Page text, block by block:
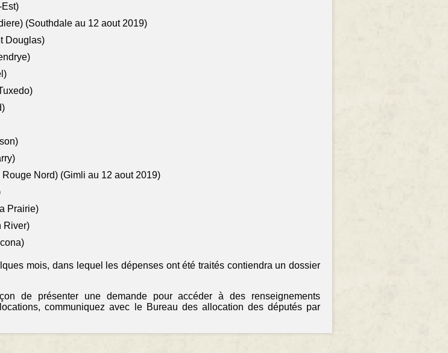
(Southdale au 12 aout 2019)
Douglas)
Nord) (Gimli au 12 aout 2019)
Prairie)
River)
mois, dans lequel les dépenses ont été traités contiendra un dossier
de présenter une demande pour accéder à des renseignements
communiquez avec le Bureau des allocation des députés par